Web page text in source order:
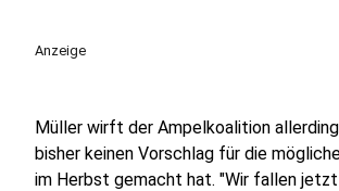
Anzeige
Müller wirft der Ampelkoalition
bisher keinen Vorschlag für die
im Herbst gemacht hat. "Wir fallen